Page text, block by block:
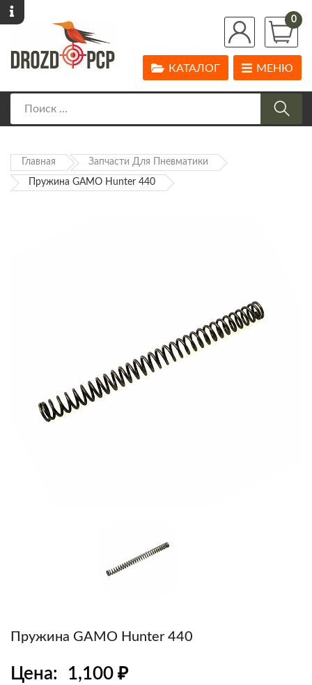
0
МЕНЮ
КАТАЛОГ
Главная Запчасти Для Пневматики
Пружина GAMO Hunter 440
Пружина GAMO Hunter 440
Цена: 1,100 ₽